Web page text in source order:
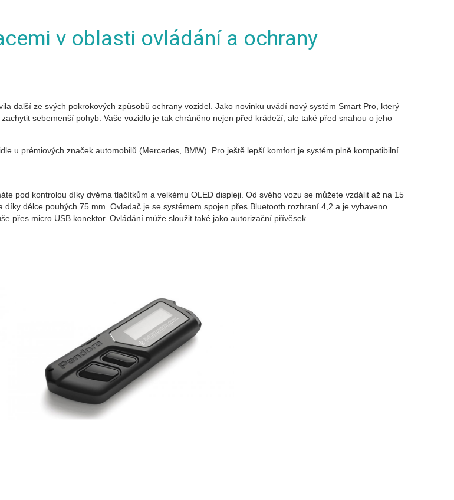
v oblasti ovládání a ochrany
další ze svých pokrokových způsobů ochrany vozidel. Jako novinku uvádí nový systém Smart Pro, který
sebemenší pohyb. Vaše vozidlo je tak chráněno nejen před krádeží, ale také před snahou o jeho
u prémiových značek automobilů (Mercedes, BMW). Pro ještě lepší komfort je systém plně kompatibilní
pod kontrolou díky dvěma tlačítkům a velkému OLED displeji. Od svého vozu se můžete vzdálit až na 15
délce pouhých 75 mm. Ovladač je se systémem spojen přes Bluetooth rozhraní 4,2 a je vybaveno
přes micro USB konektor. Ovládání může sloužit také jako autorizační přívěsek.